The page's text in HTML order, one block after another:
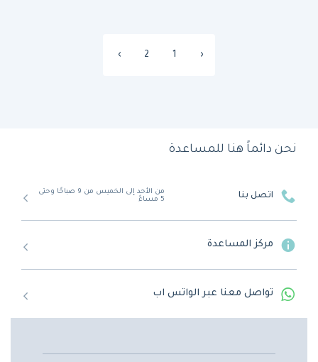
‹
1
2
›
نحن دائماً هنا للمساعدة
اتصل بنا
من الأحد إلى الخميس من 9 صباحًا وحتى
5 مساءً
مركز المساعدة
تواصل معنا عبر الواتس اب